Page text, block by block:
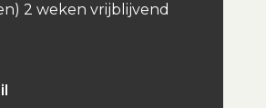
2 weken vrijblijvend